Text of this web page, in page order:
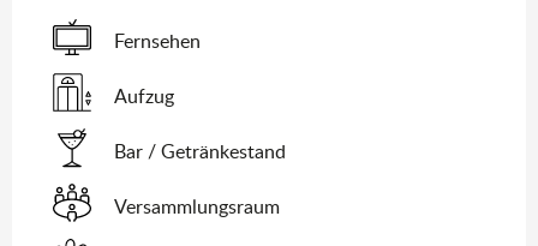
Fernsehen
Aufzug
Bar / Getränkestand
Versammlungsraum